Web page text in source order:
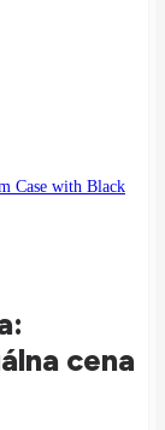
Case with Black
cena